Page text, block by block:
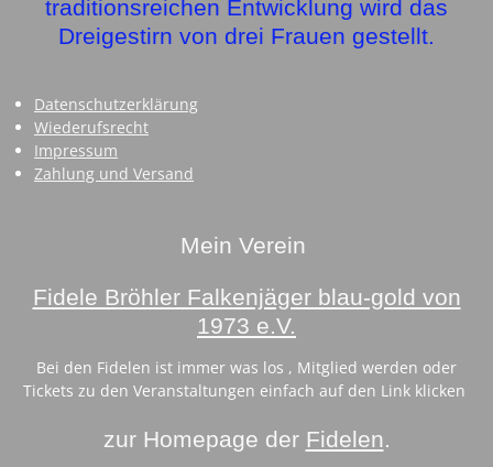
traditionsreichen Entwicklung wird das
Dreigestirn von drei Frauen gestellt.
Datenschutzerklärung
Wiederufsrecht
Impressum
Zahlung und Versand
Mein Verein
Fidele Bröhler Falkenjäger blau-gold von
1973 e.V.
Bei den Fidelen ist immer was los , Mitglied werden oder
Tickets zu den Veranstaltungen einfach auf den Link klicken
zur Homepage der Fidelen.